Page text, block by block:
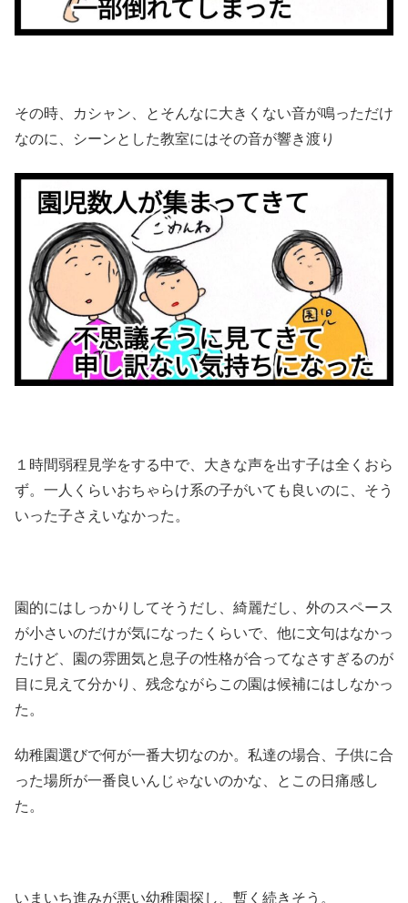
その時、カシャン、とそんなに大きくない音が鳴っただけ
なのに、シーンとした教室にはその音が響き渡り
１時間弱程見学をする中で、大きな声を出す子は全くおら
ず。一人くらいおちゃらけ系の子がいても良いのに、そう
いった子さえいなかった。
園的にはしっかりしてそうだし、綺麗だし、外のスペース
が小さいのだけが気になったくらいで、他に文句はなかっ
たけど、園の雰囲気と息子の性格が合ってなさすぎるのが
目に見えて分かり、残念ながらこの園は候補にはしなかっ
た。
幼稚園選びで何が一番大切なのか。私達の場合、子供に合
った場所が一番良いんじゃないのかな、とこの日痛感し
た。
いまいち進みが悪い幼稚園探し、暫く続きそう。